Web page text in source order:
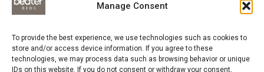
Manage Consent
To provide the best experience, we use technologies such as cookies to
store and/or access device information. If you agree to these
technologies, we may process data such as browsing behavior or unique
IDs on this website. If you do not consent or withdraw your consent,
Data protection
Impressum